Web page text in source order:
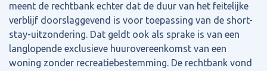
meent de rechtbank echter dat de duur van het feitelijke
verblijf doorslaggevend is voor toepassing van de short-
stay-uitzondering. Dat geldt ook als sprake is van een
langlopende exclusieve huurovereenkomst van een
woning zonder recreatiebestemming. De rechtbank vond